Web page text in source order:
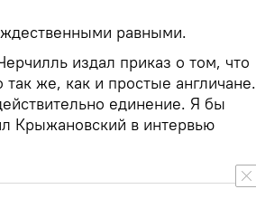
равными.
издал приказ о том, что
так же, как и простые англичане.
единение. Я бы
Крыжановский в интервью